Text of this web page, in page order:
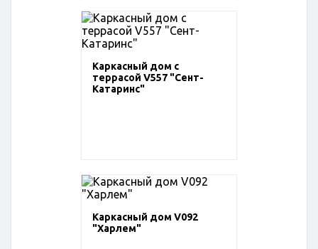
Каркасный дом с
террасой V557 "Сент-
Катаринс"
Каркасный дом V092
"Харлем"